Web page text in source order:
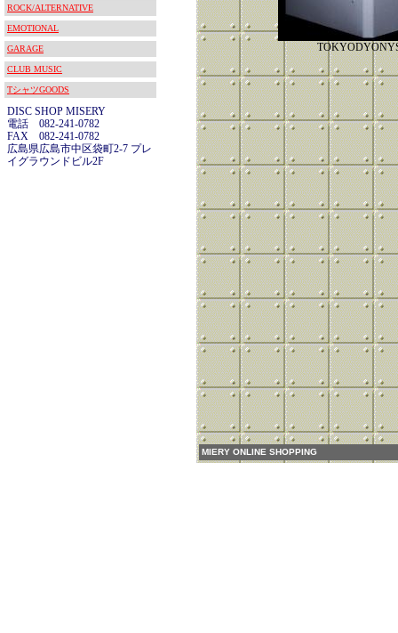
ROCK/ALTERNATIVE
EMOTIONAL
GARAGE
CLUB MUSIC
TシャツGOODS
DISC SHOP MISERY
電話 082-241-0782
FAX 082-241-0782
広島県広島市中区袋町2-7 プレ
イグラウンドビル2F
MIERY ONLINE SHOPPING